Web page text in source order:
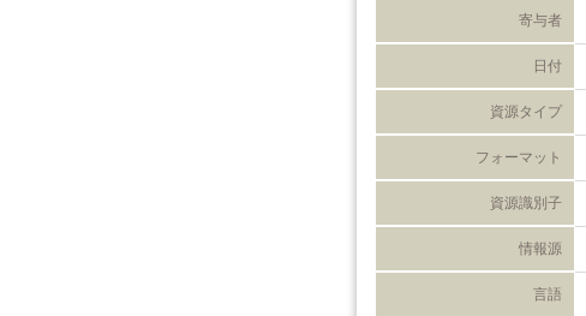
寄与者
日付
資源タイプ
フォーマット
資源識別子
情報源
言語